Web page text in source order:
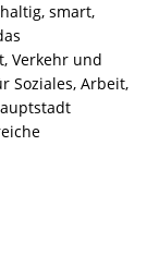
smart,
Verkehr und
Soziales, Arbeit,